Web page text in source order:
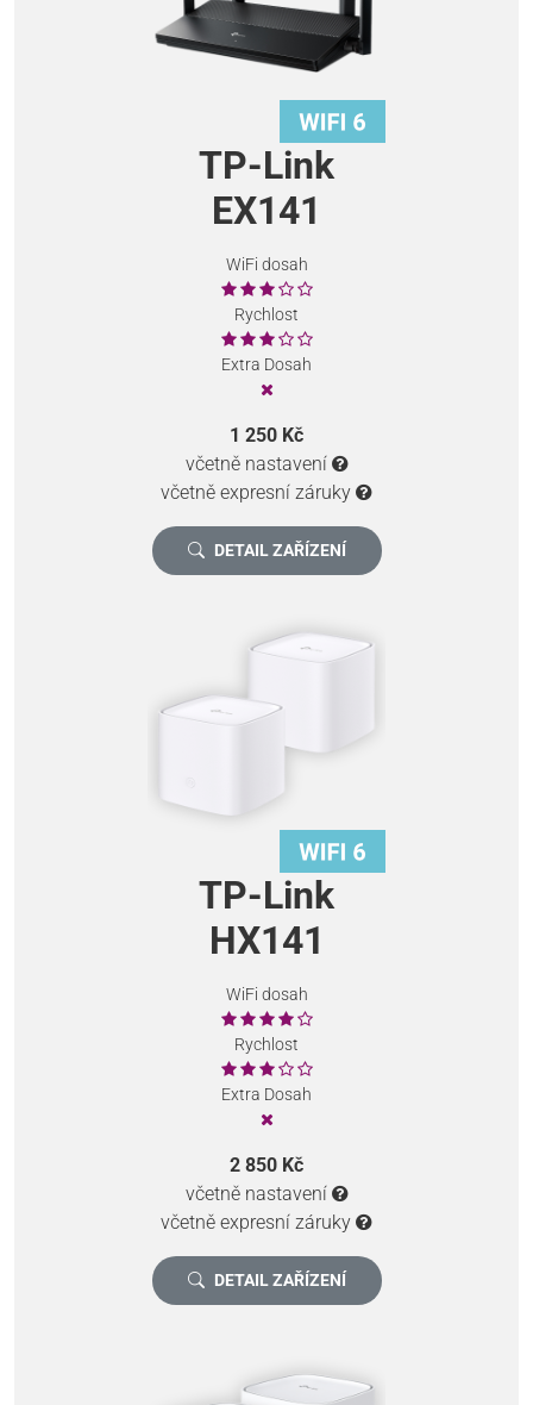
TP-Link
EX141
WiFi dosah
Rychlost
Extra Dosah
1 250 Kč
včetně nastavení
včetně expresní záruky
DETAIL ZAŘÍZENÍ
TP-Link
HX141
WiFi dosah
Rychlost
Extra Dosah
2 850 Kč
včetně nastavení
včetně expresní záruky
DETAIL ZAŘÍZENÍ